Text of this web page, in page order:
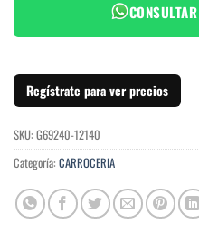
Regístrate para ver precios
SKU: G69240-12140
Categoría: CARROCERIA